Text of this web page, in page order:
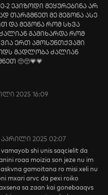
2 ეპიზოდი მეყურებინა არ
თარგმნეთ მე მეგონა ასე
და მეგონა რომ სხვა
გამიხარდა რომ
ერთ ამოსუნთქვაში
მადლობა ძალიან
🥺🥺💗💗
2025 16:09
აპრილი 2025 02:07
shi unis saqcielit da
roaa moizia son jeze nu im
gamoitana ro misi xeli nu
mxari arvc da pexi roiko
sa zaan kai gonebaaqvs